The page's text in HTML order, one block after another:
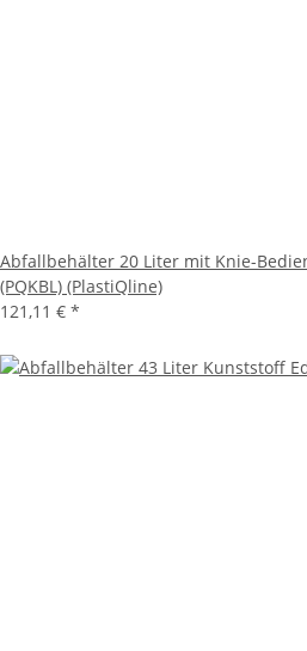
Abfallbehälter 20 Liter mit Knie-
(PQKBL) (PlastiQline)
121,11 € *